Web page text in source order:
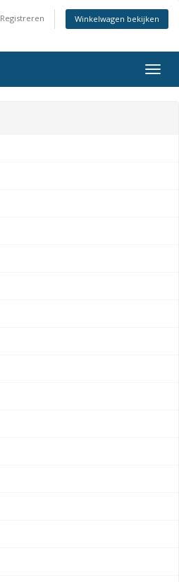
Registreren Winkelwagen bekijken